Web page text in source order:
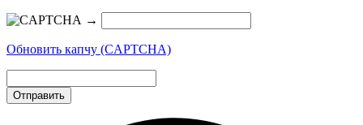
→
Обновить капчу (CAPTCHA)
Отправить